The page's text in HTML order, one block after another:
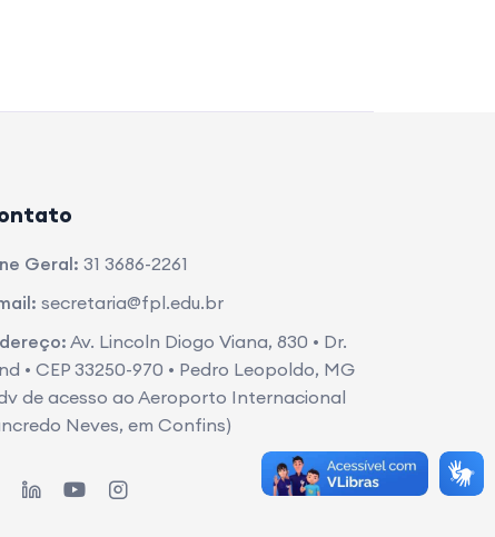
Geral: 31 3686-2261
secretaria@fpl.edu.br
Av. Lincoln Diogo Viana, 830 • Dr.
• CEP 33250-970 • Pedro Leopoldo, MG
de acesso ao Aeroporto Internacional
Neves, em Confins)